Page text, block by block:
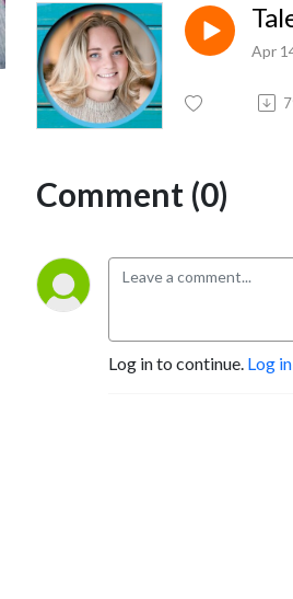
Apr
Comment (0)
Log in to continue. Log in